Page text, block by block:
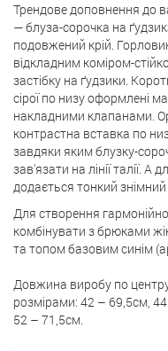
Трендове доповнення до
— блуза-сорочка на
подовжений крій.
відкладним коміром-
застібку на ґудзики.
сірої по низу оформлені
накладними клапанами.
контрастна вставка по
завдяки яким блузку-
зав'язати на лінії талії. А
додається тонкий знімний
Для створення
комбінувати з брюками
та топом базовим синім
Довжина виробу по
розмірами: 42 – 69,5см,
52 – 71,5см.